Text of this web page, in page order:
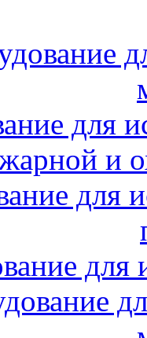
для
и
для
для